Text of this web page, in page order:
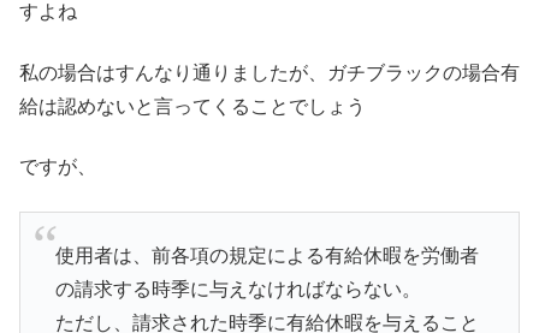
すよね
私の場合はすんなり通りましたが、ガチブラックの場合有
給は認めないと言ってくることでしょう
ですが、
使用者は、前各項の規定による有給休暇を労働者
の請求する時季に与えなければならない。
ただし、請求された時季に有給休暇を与えること